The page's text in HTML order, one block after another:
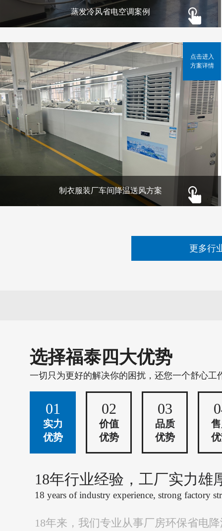
蒸发冷风省电空调案例
制衣服装厂车间降温送风方案
点击进入
方案详情
更多行
选择福泰四大优势
一切只为更好的解决你的困扰，还您一个舒心工
01
实力
优势
02
价值
优势
03
品质
优势
18年行业经验，工厂实力雄
18 years of industry experience, strong factory
18年来，我们专业从事厂房环保省电